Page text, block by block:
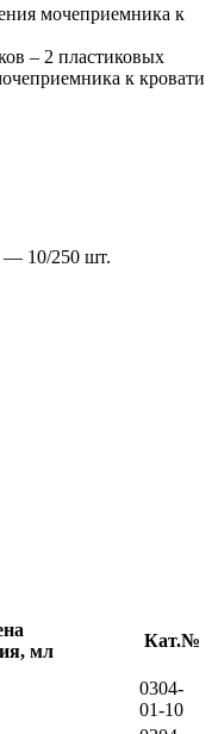
мочеприемника к
– 2 пластиковых
к кровати
— 10/250 шт.
мл
Кат.№
0304-
01-10